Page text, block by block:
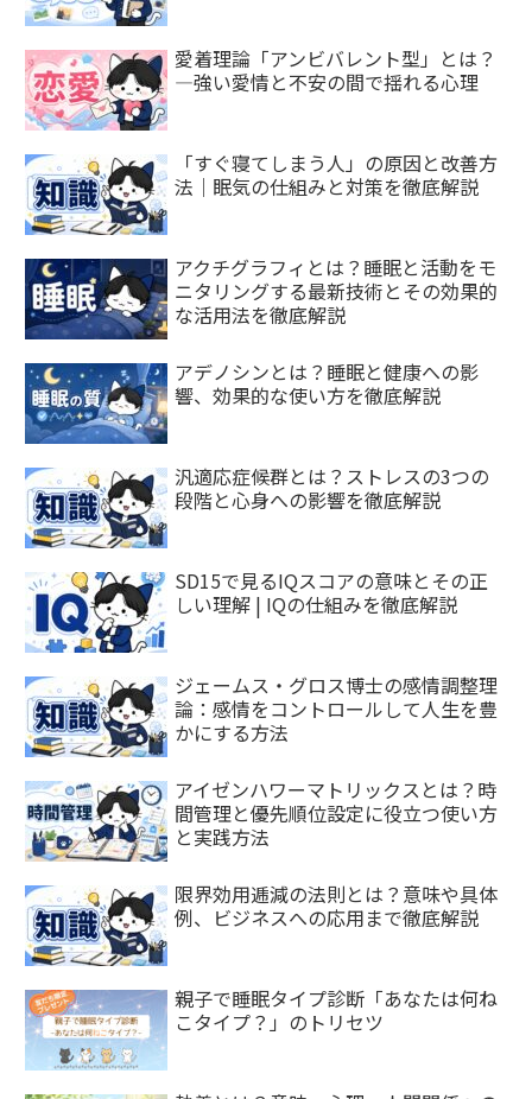
愛着理論「アンビバレント型」とは？
—強い愛情と不安の間で揺れる心理
「すぐ寝てしまう人」の原因と改善方
法｜眠気の仕組みと対策を徹底解説
アクチグラフィとは？睡眠と活動をモ
ニタリングする最新技術とその効果的
な活用法を徹底解説
アデノシンとは？睡眠と健康への影
響、効果的な使い方を徹底解説
汎適応症候群とは？ストレスの3つの
段階と心身への影響を徹底解説
SD15で見るIQスコアの意味とその正
しい理解 | IQの仕組みを徹底解説
ジェームス・グロス博士の感情調整理
論：感情をコントロールして人生を豊
かにする方法
アイゼンハワーマトリックスとは？時
間管理と優先順位設定に役立つ使い方
と実践方法
限界効用逓減の法則とは？意味や具体
例、ビジネスへの応用まで徹底解説
親子で睡眠タイプ診断「あなたは何ね
こタイプ？」のトリセツ